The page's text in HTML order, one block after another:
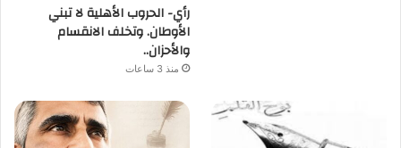
رأي- الحروب الأهلية لا تبني
الأوطان. وتخلف الانقسام
والأحزان..
منذ 3 ساعات